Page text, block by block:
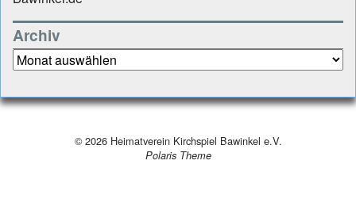
Archiv
Archiv
© 2026Heimatverein Kirchspiel Bawinkel e.V.
Polaris Theme